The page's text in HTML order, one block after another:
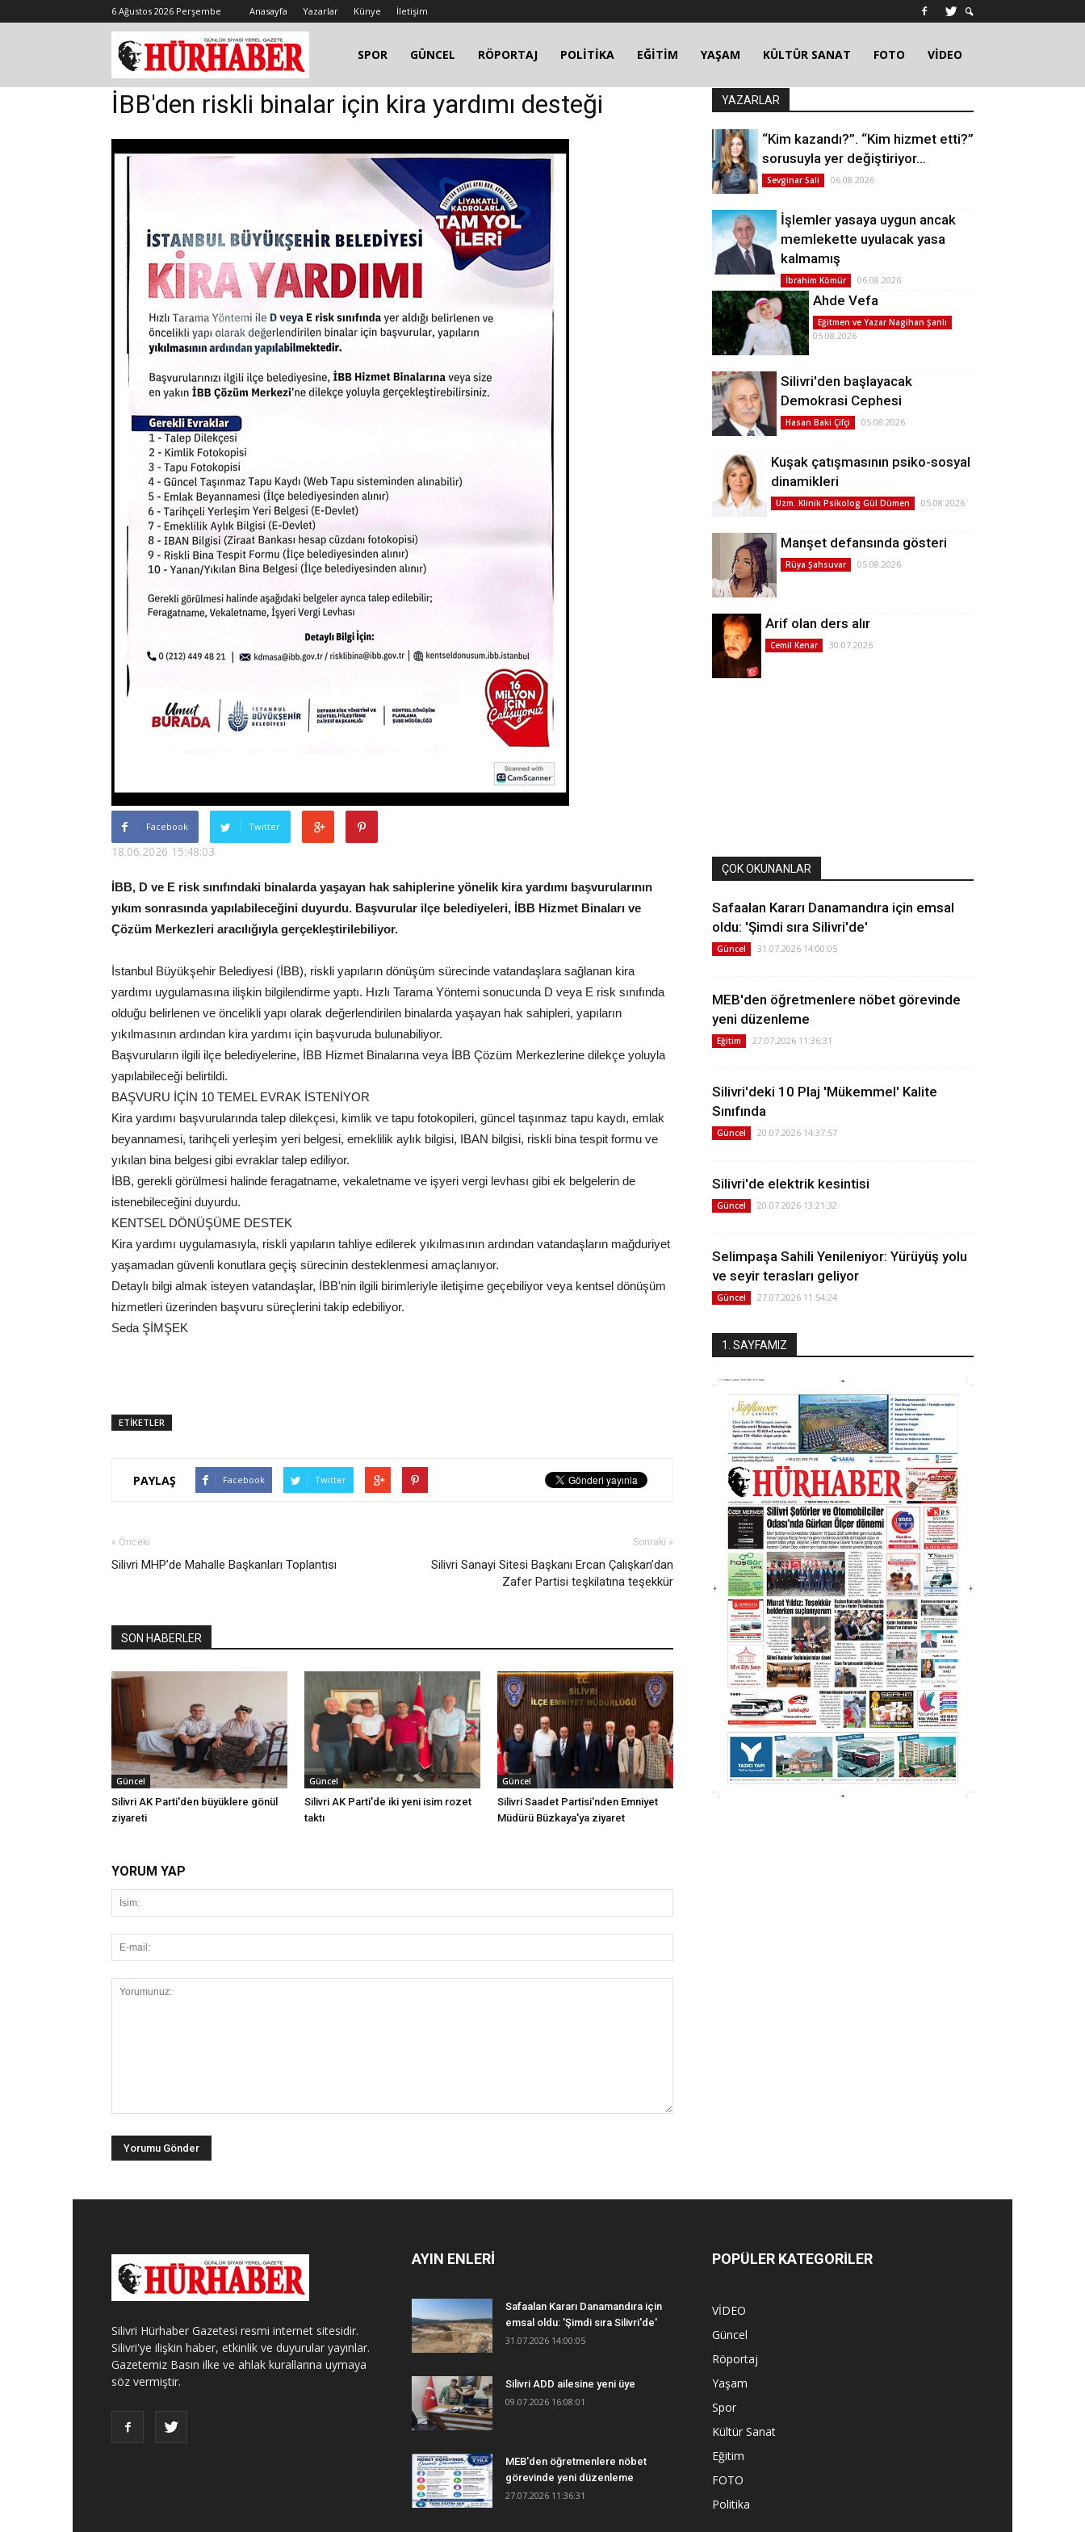
6 Ağustos 2026 Perşembe Anasayfa Yazarlar Künye İletişim
SPOR GÜNCEL RÖPORTAJ POLİTİKA EĞİTİM YAŞAM KÜLTÜR SANAT FOTO VİDEO
İBB'den riskli binalar için kira yardımı desteği
Facebook Twitter
18.06.2026 15:48:03
İBB, D ve E risk sınıfındaki binalarda yaşayan hak sahiplerine yönelik kira yardımı başvurularının
yıkım sonrasında yapılabileceğini duyurdu. Başvurular ilçe belediyeleri, İBB Hizmet Binaları ve
Çözüm Merkezleri aracılığıyla gerçekleştirilebiliyor.
İstanbul Büyükşehir Belediyesi (İBB), riskli yapıların dönüşüm sürecinde vatandaşlara sağlanan kira
yardımı uygulamasına ilişkin bilgilendirme yaptı. Hızlı Tarama Yöntemi sonucunda D veya E risk sınıfında
olduğu belirlenen ve öncelikli yapı olarak değerlendirilen binalarda yaşayan hak sahipleri, yapıların
yıkılmasının ardından kira yardımı için başvuruda bulunabiliyor.
Başvuruların ilgili ilçe belediyelerine, İBB Hizmet Binalarına veya İBB Çözüm Merkezlerine dilekçe yoluyla
yapılabileceği belirtildi.
BAŞVURU İÇİN 10 TEMEL EVRAK İSTENİYOR
Kira yardımı başvurularında talep dilekçesi, kimlik ve tapu fotokopileri, güncel taşınmaz tapu kaydı, emlak
beyannamesi, tarihçeli yerleşim yeri belgesi, emeklilik aylık bilgisi, IBAN bilgisi, riskli bina tespit formu ve
yıkılan bina belgesi gibi evraklar talep ediliyor.
İBB, gerekli görülmesi halinde feragatname, vekaletname ve işyeri vergi levhası gibi ek belgelerin de
istenebileceğini duyurdu.
KENTSEL DÖNÜŞÜME DESTEK
Kira yardımı uygulamasıyla, riskli yapıların tahliye edilerek yıkılmasının ardından vatandaşların mağduriyet
yaşamadan güvenli konutlara geçiş sürecinin desteklenmesi amaçlanıyor.
Detaylı bilgi almak isteyen vatandaşlar, İBB'nin ilgili birimleriyle iletişime geçebiliyor veya kentsel dönüşüm
hizmetleri üzerinden başvuru süreçlerini takip edebiliyor.
Seda ŞİMŞEK
ETİKETLER
PAYLAŞ Facebook Twitter
« Önceki
Silivri MHP’de Mahalle Başkanları Toplantısı
Sonraki »
Silivri Sanayi Sitesi Başkanı Ercan Çalışkan’dan
Zafer Partisi teşkilatına teşekkür
SON HABERLER
Güncel
Silivri AK Parti'den büyüklere gönül
ziyareti
Güncel
Silivri AK Parti'de iki yeni isim rozet
taktı
Güncel
Silivri Saadet Partisi'nden Emniyet
Müdürü Büzkaya'ya ziyaret
YORUM YAP
YAZARLAR
“Kim kazandı?”. “Kim hizmet etti?”
sorusuyla yer değiştiriyor…
Sevginar Sali 06.08.2026
İşlemler yasaya uygun ancak
memlekette uyulacak yasa
kalmamış
İbrahim Kömür 06.08.2026
Ahde Vefa
Eğitmen ve Yazar Nagihan Şanlı
05.08.2026
Silivri'den başlayacak
Demokrasi Cephesi
Hasan Baki Çifçi 05.08.2026
Kuşak çatışmasının psiko-sosyal
dinamikleri
Uzm. Klinik Psikolog Gül Dümen 05.08.2026
Manşet defansında gösteri
Rüya Şahsuvar 05.08.2026
Arif olan ders alır
Cemil Kenar 30.07.2026
ÇOK OKUNANLAR
Safaalan Kararı Danamandıra için emsal
oldu: 'Şimdi sıra Silivri'de'
Güncel 31.07.2026 14:00:05
MEB'den öğretmenlere nöbet görevinde
yeni düzenleme
Eğitim 27.07.2026 11:36:31
Silivri'deki 10 Plaj 'Mükemmel' Kalite
Sınıfında
Güncel 20.07.2026 14:37:57
Silivri'de elektrik kesintisi
Güncel 20.07.2026 13:21:32
Selimpaşa Sahili Yenileniyor: Yürüyüş yolu
ve seyir terasları geliyor
Güncel 27.07.2026 11:54:24
1. SAYFAMIZ
Silivri Hürhaber Gazetesi resmi internet sitesidir.
Silivri'ye ilişkin haber, etkinlik ve duyurular yayınlar.
Gazetemiz Basın ilke ve ahlak kurallarına uymaya
söz vermiştir.
AYIN ENLERİ
Safaalan Kararı Danamandıra için
emsal oldu: 'Şimdi sıra Silivri'de'
31.07.2026 14:00:05
Silivri ADD ailesine yeni üye
09.07.2026 16:08:01
MEB'den öğretmenlere nöbet
görevinde yeni düzenleme
27.07.2026 11:36:31
POPÜLER KATEGORİLER
VİDEO
Güncel
Röportaj
Yaşam
Spor
Kültür Sanat
Eğitim
FOTO
Politika